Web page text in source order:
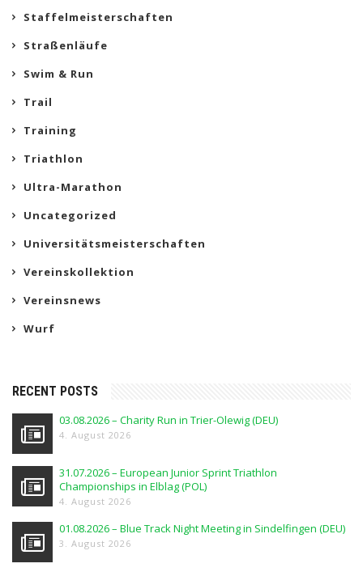
Staffelmeisterschaften
Straßenläufe
Swim & Run
Trail
Training
Triathlon
Ultra-Marathon
Uncategorized
Universitätsmeisterschaften
Vereinskollektion
Vereinsnews
Wurf
RECENT POSTS
03.08.2026 – Charity Run in Trier-Olewig (DEU)
4. August 2026
31.07.2026 – European Junior Sprint Triathlon
Championships in Elblag (POL)
4. August 2026
01.08.2026 – Blue Track Night Meeting in Sindelfingen (DEU)
3. August 2026